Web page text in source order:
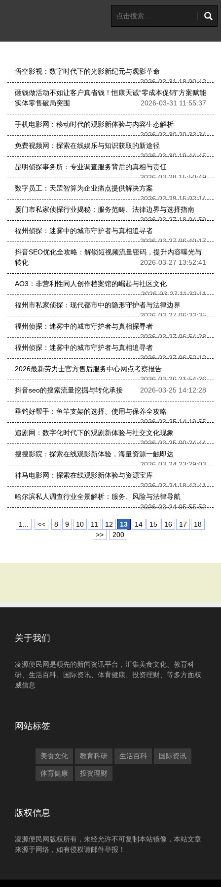
悟空影视：数字时代下的光影新纪元与观影革命
2026-03-31 18:00:42
砸钱做活动不如让客户真省钱！恒康天诚“零成本促销”方案赋能
实体零售破局突围
2026-03-31 11:55:37
手机电影网：移动时代的观影新体验与内容生态解析
2026-03-30 20:33:34
免费视频网：探索在线娱乐与知识获取的新途径
2026-03-30 19:44:45
昆明侦探事务所：专业调查服务背后的真相与责任
2026-03-28 15:50:49
数字员工：天罡智算为企业痛点提供解决方案
2026-03-28 15:02:14
厦门市私家侦探行业揭秘：服务范畴、法律边界与选择指南
2026-03-27 18:04:59
福州侦探：迷雾中的城市守护者与真相追寻者
2026-03-27 06:40:17
抖音SEO优化全攻略：解锁短视频流量密码，提升内容曝光与
转化
2026-03-27 13:52:41
AO3：非营利性同人创作档案馆的崛起与社区文化
2026-03-27 11:32:11
福州市私家侦探：现代都市中的隐形守护者与法律边界
2026-03-27 06:33:35
福州侦探：迷雾中的城市守护者与真相探寻者
2026-03-27 06:54:28
福州侦探：迷雾中的城市守护者与真相追寻者
2026-03-27 06:52:12
2026最新劳力士官方售后服务中心网点考察报告
2026-03-26 21:54:26
抖音seo的搜索流量挖掘与转化承接
2026-03-25 14:12:28
垂钓好帮手：鱼竿支架的选择、使用与保养全攻略
2026-03-25 14:19:55
追剧网：数字化时代下的观剧新体验与社交文化现象
2026-03-25 00:24:44
搜搜影院：探索在线观影新体验，海量资源一触即达
2026-03-24 23:29:03
神马电影网：探索在线观影新体验与资源宝库
2026-03-24 18:42:41
哈尔滨私人调查行业全景解析：服务、风险与法律导航
2026-03-24 05:55:52
1... << 8 9 10 11 12 13 14 15 16 17
18
>>
200
关于我们
凌源便民网是领先的新闻资讯平台，汇集美食文化、教育科
研、生活百科、国际资讯、体育健康、投资理财、等多方面权
威信息
网站标签
美食文化 教育科研 生活百科 国际资讯
体育健康 投资理财
版权信息
凌源便民网版权所有，未经允许不可复制本站镜像，本站文章
来源于网络，如有侵权请邮件举报！